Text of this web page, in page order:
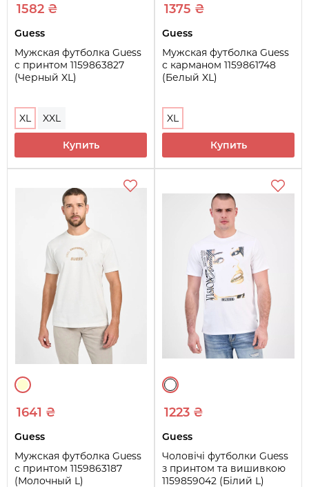
1582 ₴
Guess
Мужская футболка Guess
с принтом 1159863827
(Черный XL)
XL XXL
Купить
1375 ₴
Guess
Мужская футболка Guess
с карманом 1159861748
(Белый XL)
XL
Купить
1641 ₴
Guess
Мужская футболка Guess
с принтом 1159863187
(Молочный L)
1223 ₴
Guess
Чоловічі футболки Guess
з принтом та вишивкою
1159859042 (Білий L)